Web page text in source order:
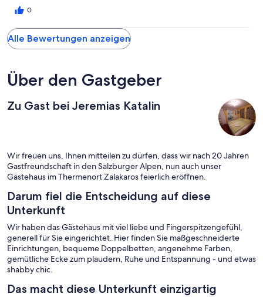
0
Alle Bewertungen anzeigen
Über den Gastgeber
Zu Gast bei Jeremias Katalin
Wir freuen uns, Ihnen mitteilen zu dürfen, dass wir nach 20 Jahren
Gastfreundschaft in den Salzburger Alpen, nun auch unser
Gästehaus im Thermenort Zalakaros feierlich eröffnen.
Darum fiel die Entscheidung auf diese
Unterkunft
Wir haben das Gästehaus mit viel liebe und Fingerspitzengefühl,
generell für Sie eingerichtet. Hier finden Sie maßgeschneiderte
Einrichtungen, bequeme Doppelbetten, angenehme Farben,
gemütliche Ecke zum plaudern, Ruhe und Entspannung - und etwas
shabby chic.
Das macht diese Unterkunft einzigartig